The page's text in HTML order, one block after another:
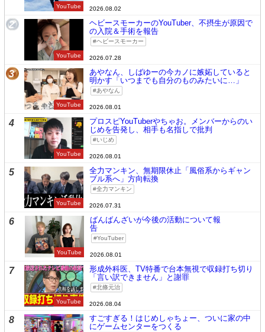
YouTube 2026.08.02
2
YouTube
ヘビースモーカーのYouTuber、不摂生が原因で
の入院＆手術を報告
ヘビースモーカー
2026.07.28
3
YouTube
あやなん、しばゆーの今カノに嫉妬していると
明かす「いつまでも自分のものみたいに…」
あやなん
2026.08.01
4
YouTube
プロスピYouTuberやちゃお。メンバーからのい
じめを告発し、相手も名指しで批判
いじめ
2026.08.01
5
YouTube
全力マンキン、無期限休止「風俗系からギャン
ブル系へ」方向転換
全力マンキン
2026.07.31
6
YouTube
ばんばんざいが今後の活動について報
告
YouTuber
2026.08.01
7
YouTube
形成外科医、TV特番で台本無視で収録打ち切り
「言い訳できません」と謝罪
北條元治
2026.08.04
8
すごすぎる！はじめしゃちょー、ついに家の中
にゲームセンターをつくる